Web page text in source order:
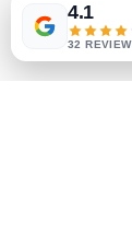
4.1
32